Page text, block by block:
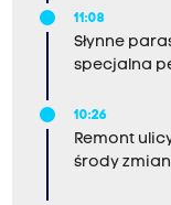
11:08
Słynne
specjalna
10:26
Remont
środy